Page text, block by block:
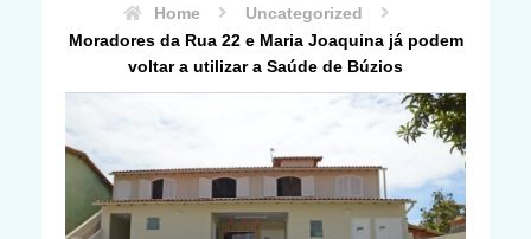
Home
Uncategorized
Moradores da Rua 22 e Maria Joaquina já podem
voltar a utilizar a Saúde de Búzios